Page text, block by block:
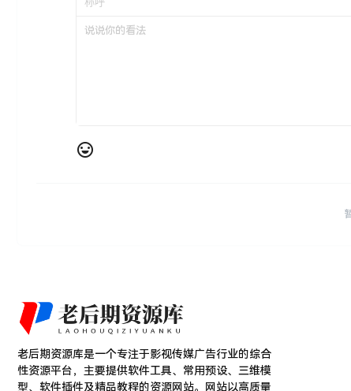
欢迎您，新朋友，感谢参与互动！
老后期资源库是一个专注于影视传媒广告行业的综合